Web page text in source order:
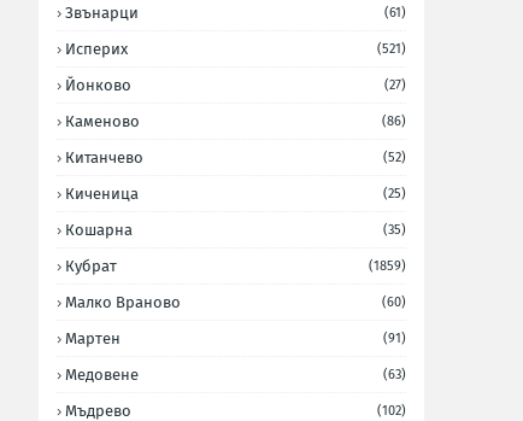
Звънарци (61)
Исперих (521)
Йонково (27)
Каменово (86)
Китанчево (52)
Киченица (25)
Кошарна (35)
Кубрат (1859)
Малко Враново (60)
Мартен (91)
Медовене (63)
Мъдрево (102)